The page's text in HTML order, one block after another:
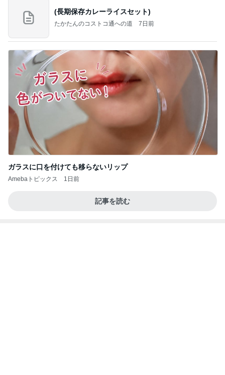
(長期保存カレーライスセット)
たかたんのコストコ通への道 7日前
ガラスに口を付けても移らないリップ
Amebaトピックス 1日前
記事を読む